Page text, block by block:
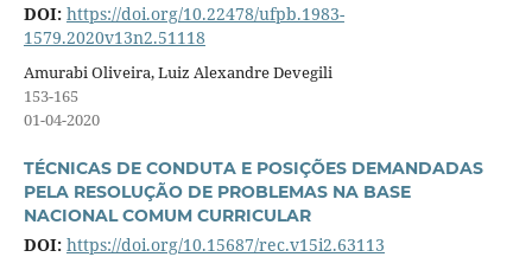
DOI: https://doi.org/10.22478/ufpb.1983-
1579.2020v13n2.51118
Amurabi Oliveira, Luiz Alexandre Devegili
153-165
01-04-2020
TÉCNICAS DE CONDUTA E POSIÇÕES DEMANDADAS
PELA RESOLUÇÃO DE PROBLEMAS NA BASE
NACIONAL COMUM CURRICULAR
DOI: https://doi.org/10.15687/rec.v15i2.63113